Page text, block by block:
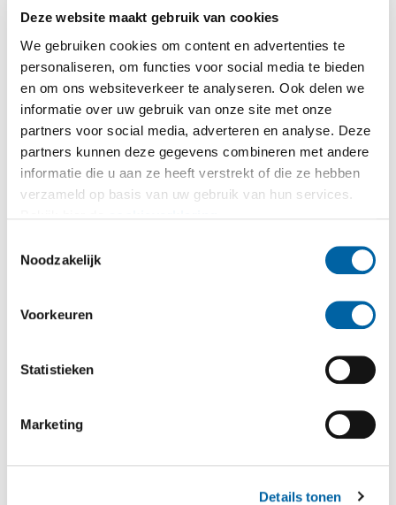
Deze website maakt gebruik van cookies
We gebruiken cookies om content en advertenties te
personaliseren, om functies voor social media te bieden
en om ons websiteverkeer te analyseren. Ook delen we
informatie over uw gebruik van onze site met onze
partners voor social media, adverteren en analyse. Deze
partners kunnen deze gegevens combineren met andere
informatie die u aan ze heeft verstrekt of die ze hebben
verzameld op basis van uw gebruik van hun services.
Noodzakelijk
Voorkeuren
Statistieken
Marketing
Details tonen
goed voelen op hun werk. Daarom zijn we trots dat
we officieel gecertificeerd zijn als
Great Place to
Work. Dit betekent dat onze collega’s zich gehoord,
gewaardeerd en veilig voelen binnen onze
organisatie. We bouwen elke dag samen aan een
werkomgeving waarin vertrouwen, trots en
werkplezier centraal staan.
Bij Kumij geloven we dat je samen verder komt. Dat
ontwikkelen. Daarom investeren we continu in onze
mensen met opleidingen, trainingen en
successen vieren we samen.
Zo blijven we bouwen aan een organisatie waar